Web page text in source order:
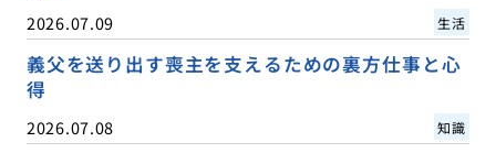
2026.07.09 生活
義父を送り出す喪主を支えるための裏方仕事と心
得
2026.07.08 知識